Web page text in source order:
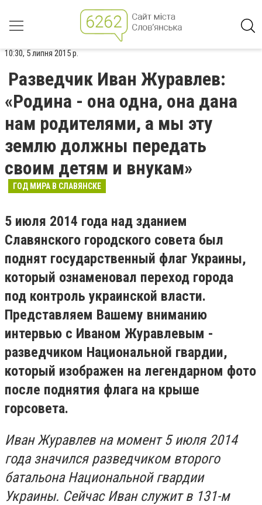
10:30, 5 липня 2015 р.
Разведчик Иван Журавлев:
«Родина - она одна, она дана
нам родителями, а мы эту
землю должны передать
своим детям и внукам»
ГОД МИРА В СЛАВЯНСКЕ
5 июля 2014 года над зданием
Славянского городского совета был
поднят государственный флаг Украины,
который ознаменовал переход города
под контроль украинской власти.
Представляем Вашему вниманию
интервью с Иваном Журавлевым -
разведчиком Национальной гвардии,
который изображен на легендарном фото
после поднятия флага на крыше
горсовета.
Иван Журавлев на момент 5 июля 2014
года значился разведчиком второго
батальона Национальной гвардии
Украины. Сейчас Иван служит в 131-м